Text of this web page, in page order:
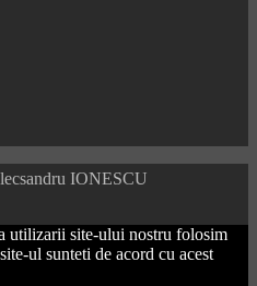
IONESCU
utilizarii site-ului nostru folosim
ul sunteti de acord cu acest